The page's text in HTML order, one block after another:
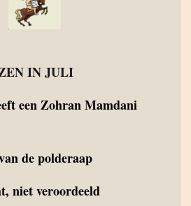
IN JULI
een Zohran Mamdani
de polderaap
niet veroordeeld